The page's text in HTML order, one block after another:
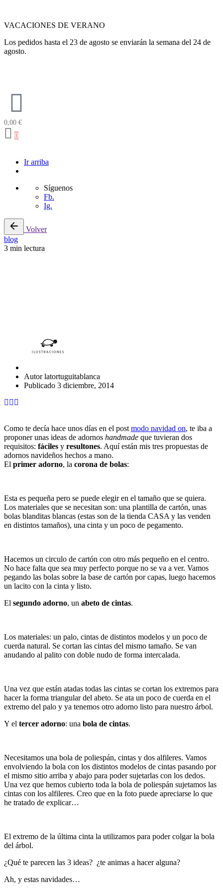
VACACIONES DE VERANO
Los pedidos hasta el 23 de agosto se enviarán la semana del 24 de
agosto.
0,00 €
0
Ir arriba
Síguenos
Fb.
Ig.
Volver
blog
3 min lectura
Autor latortuguitablanca
Publicado 3 diciembre, 2014
Como te decía hace unos días en el post modo navidad on, te iba a
proponer unas ideas de adornos handmade que tuvieran dos
requisitos: fáciles y resultones. Aquí están mis tres propuestas de
adornos navideños hechos a mano.
El primer adorno, la corona de bolas:
Esta es pequeña pero se puede elegir en el tamaño que se quiera.
Los materiales que se necesitan son: una plantilla de cartón, unas
bolas blanditas blancas (estas son de la tienda CASA y las venden
en distintos tamaños), una cinta y un poco de pegamento.
Hacemos un circulo de cartón con otro más pequeño en el centro.
No hace falta que sea muy perfecto porque no se va a ver. Vamos
pegando las bolas sobre la base de cartón por capas, luego hacemos
un lacito con la cinta y listo.
El segundo adorno, un abeto de cintas.
Los materiales: un palo, cintas de distintos modelos y un poco de
cuerda natural. Se cortan las cintas del mismo tamaño. Se van
anudando al palito con doble nudo de forma intercalada.
Una vez que están atadas todas las cintas se cortan los extremos para
hacer la forma triangular del abeto. Se ata un poco de cuerda en el
extremo del palo y ya tenemos otro adorno listo para nuestro árbol.
Y el tercer adorno: una bola de cintas.
Necesitamos una bola de poliespán, cintas y dos alfileres. Vamos
envolviendo la bola con los distintos modelos de cintas pasando por
el mismo sitio arriba y abajo para poder sujetarlas con los dedos.
Una vez que hemos cubierto toda la bola de poliespán sujetamos las
cintas con los alfileres. Creo que en la foto puede apreciarse lo que
he tratado de explicar…
El extremo de la última cinta la utilizamos para poder colgar la bola
del árbol.
¿Qué te parecen las 3 ideas? ¿te animas a hacer alguna?
Ah, y estas navidades…